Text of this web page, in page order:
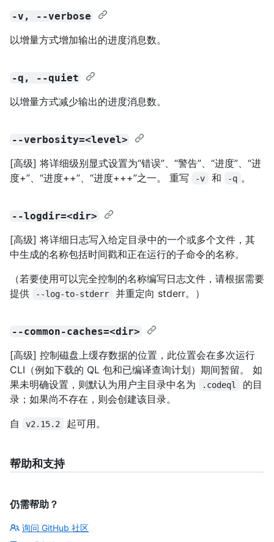
-v, --verbose
以增量方式增加输出的进度消息数。
-q, --quiet
以增量方式减少输出的进度消息数。
--verbosity=<level>
[高级] 将详细级别显式设置为“错误”、“警告”、“进度”、“进
度+”、“进度++”、“进度+++”之一。 重写
-v 和 -q 。
--logdir=<dir>
[高级] 将详细日志写入给定目录中的一个或多个文件，其
中生成的名称包括时间戳和正在运行的子命令的名称。
（若要使用可以完全控制的名称编写日志文件，请根据需要
提供
--log-to-stderr 并重定向 stderr。）
--common-caches=<dir>
[高级] 控制磁盘上缓存数据的位置，此位置会在多次运行
CLI（例如下载的 QL 包和已编译查询计划）期间暂留。 如
果未明确设置，则默认为用户主目录中名为
.codeql
的目
录；如果尚不存在，则会创建该目录。
自
v2.15.2 起可用。
帮助和支持
仍需帮助？
询问 GitHub 社区